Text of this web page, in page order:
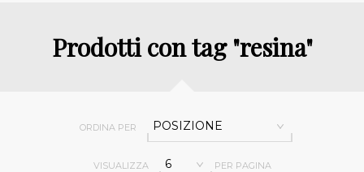
Prodotti con tag "resina"
ORDINA PER POSIZIONE
VISUALIZZA 6 PER PAGINA